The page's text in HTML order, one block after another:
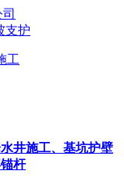
工
井施工、基坑护壁
杆